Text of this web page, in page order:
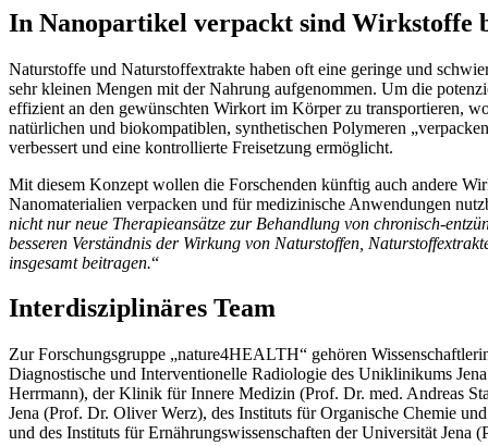
In Nanopartikel verpackt sind Wirkstoffe
Naturstoffe und Naturstoffextrakte haben oft eine geringe und
sehr kleinen Mengen mit der Nahrung aufgenommen. Um die
effizient an den gewünschten Wirkort im Körper zu transportieren,
natürlichen und biokompatiblen, synthetischen Polymeren
verbessert und eine kontrollierte Freisetzung ermöglicht.
Mit diesem Konzept wollen die Forschenden künftig auch andere
Nanomaterialien verpacken und für medizinische Anwendungen
nicht nur neue Therapieansätze zur Behandlung von chronisch-
besseren Verständnis der Wirkung von Naturstoffen,
insgesamt beitragen.“
Interdisziplinäres Team
Zur Forschungsgruppe „nature4HEALTH“ gehören
Diagnostische und Interventionelle Radiologie des Uniklinikums
Herrmann), der Klinik für Innere Medizin (Prof. Dr. med. Andreas
Jena (Prof. Dr. Oliver Werz), des Instituts für Organische Chemie
und des Instituts für Ernährungswissenschaften der Universität